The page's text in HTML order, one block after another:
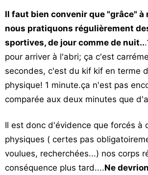
Il faut bien convenir que "grâce" à
nous pratiquons régulièrement
sportives, de jour comme de nuit..
pour arriver à l'abri; ça c'est
secondes, c'est du kif kif en terme
physique! 1 minute.ça n'est pas
comparée aux deux minutes que
Il est donc d'évidence que forcés à
physiques ( certes pas
voulues, recherchées...) nos corps
conséquence plus tard....Ne